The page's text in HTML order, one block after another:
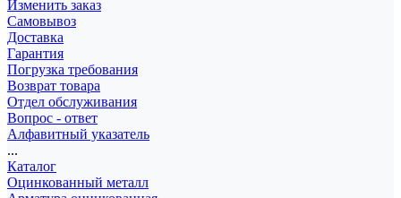
Изменить заказ
Самовывоз
Доставка
Гарантия
Погрузка требования
Возврат товара
Отдел обслуживания
Вопрос - ответ
Алфавитный указатель
...
Каталог
Оцинкованный металл